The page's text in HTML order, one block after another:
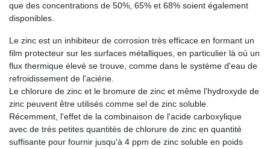
que des concentrations de 50%, 65% et 68% soient également
disponibles.
Le zinc est un inhibiteur de corrosion très efficace en formant un
film protecteur sur les surfaces métalliques, en particulier là où un
flux thermique élevé se trouve, comme dans le système d'eau de
refroidissement de l'aciérie.
Le chlorure de zinc et le bromure de zinc et même l'hydroxyde de
zinc peuvent être utilisés comme sel de zinc soluble.
Récemment, l'effet de la combinaison de l'acide carboxylique
avec de très petites quantités de chlorure de zinc en quantité
suffisante pour fournir jusqu'à 4 ppm de zinc soluble en poids